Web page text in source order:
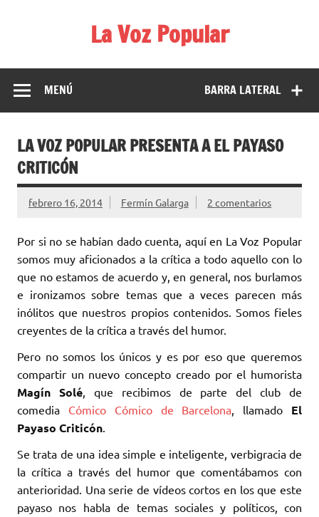
La Voz Popular
para reírse de las verdaderas.
BARRA LATERAL
MENÚ
LA VOZ POPULAR PRESENTA A EL PAYASO
CRITICÓN
febrero 16, 2014 Fermín Galarga 2 comentarios
Por si no se habían dado cuenta, aquí en La Voz Popular
somos muy aficionados a la crítica a todo aquello con lo
que no estamos de acuerdo y, en general, nos burlamos
e ironizamos sobre temas que a veces parecen más
inólitos que nuestros propios contenidos. Somos fieles
creyentes de la crítica a través del humor.
Pero no somos los únicos y es por eso que queremos
compartir un nuevo concepto creado por el humorista
Magín Solé, que recibimos de parte del club de
comedia Cómico Cómico de Barcelona, llamado El
Payaso Criticón.
Se trata de una idea simple e inteligente, verbigracia de
la crítica a través del humor que comentábamos con
anterioridad. Una serie de vídeos cortos en los que este
payaso nos habla de temas sociales y políticos, con